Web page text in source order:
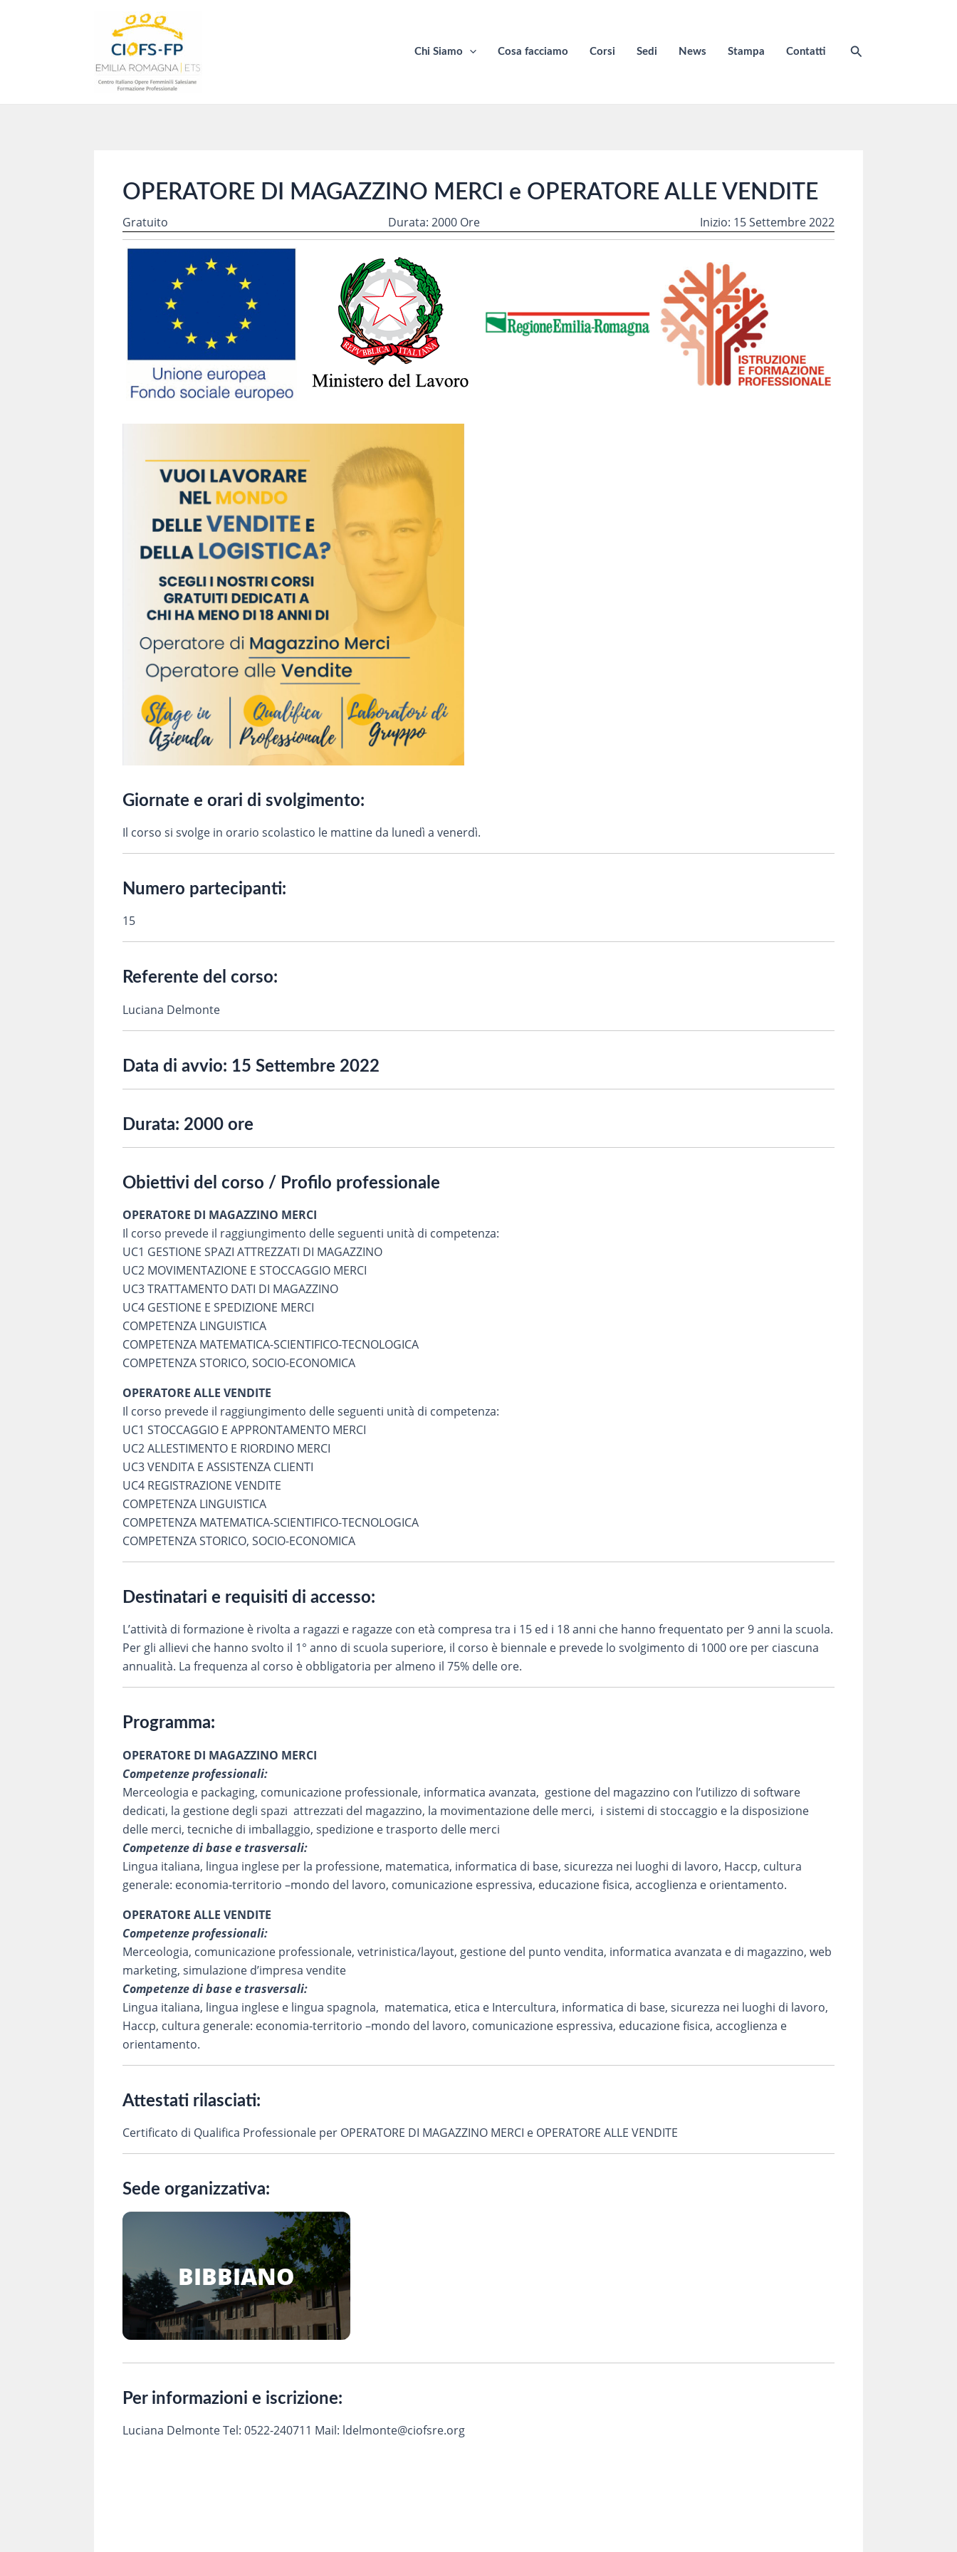
Chi Siamo Cosa facciamo Corsi Sedi News Stampa Contatti Cerca
OPERATORE DI MAGAZZINO MERCI e OPERATORE ALLE VENDITE
Gratuito Durata: 2000 Ore Inizio: 15 Settembre 2022
Giornate e orari di svolgimento:
Il corso si svolge in orario scolastico le mattine da lunedì a venerdì.
Numero partecipanti:
15
Referente del corso:
Luciana Delmonte
Data di avvio: 15 Settembre 2022
Durata: 2000 ore
Obiettivi del corso / Profilo professionale
OPERATORE DI MAGAZZINO MERCI
Il corso prevede il raggiungimento delle seguenti unità di competenza:
UC1 GESTIONE SPAZI ATTREZZATI DI MAGAZZINO
UC2 MOVIMENTAZIONE E STOCCAGGIO MERCI
UC3 TRATTAMENTO DATI DI MAGAZZINO
UC4 GESTIONE E SPEDIZIONE MERCI
COMPETENZA LINGUISTICA
COMPETENZA MATEMATICA-SCIENTIFICO-TECNOLOGICA
COMPETENZA STORICO, SOCIO-ECONOMICA
OPERATORE ALLE VENDITE
Il corso prevede il raggiungimento delle seguenti unità di competenza:
UC1 STOCCAGGIO E APPRONTAMENTO MERCI
UC2 ALLESTIMENTO E RIORDINO MERCI
UC3 VENDITA E ASSISTENZA CLIENTI
UC4 REGISTRAZIONE VENDITE
COMPETENZA LINGUISTICA
COMPETENZA MATEMATICA-SCIENTIFICO-TECNOLOGICA
COMPETENZA STORICO, SOCIO-ECONOMICA
Destinatari e requisiti di accesso:
L’attività di formazione è rivolta a ragazzi e ragazze con età compresa tra i 15 ed i 18 anni che hanno frequentato per 9 anni la scuola.
Per gli allievi che hanno svolto il 1° anno di scuola superiore, il corso è biennale e prevede lo svolgimento di 1000 ore per ciascuna
annualità. La frequenza al corso è obbligatoria per almeno il 75% delle ore.
Programma:
OPERATORE DI MAGAZZINO MERCI
Competenze professionali:
Merceologia e packaging, comunicazione professionale, informatica avanzata, gestione del magazzino con l’utilizzo di software
dedicati, la gestione degli spazi attrezzati del magazzino, la movimentazione delle merci, i sistemi di stoccaggio e la disposizione
delle merci, tecniche di imballaggio, spedizione e trasporto delle merci
Competenze di base e trasversali:
Lingua italiana, lingua inglese per la professione, matematica, informatica di base, sicurezza nei luoghi di lavoro, Haccp, cultura
generale: economia-territorio –mondo del lavoro, comunicazione espressiva, educazione fisica, accoglienza e orientamento.
OPERATORE ALLE VENDITE
Competenze professionali:
Merceologia, comunicazione professionale, vetrinistica/layout, gestione del punto vendita, informatica avanzata e di magazzino, web
marketing, simulazione d’impresa vendite
Competenze di base e trasversali:
Lingua italiana, lingua inglese e lingua spagnola, matematica, etica e Intercultura, informatica di base, sicurezza nei luoghi di lavoro,
Haccp, cultura generale: economia-territorio –mondo del lavoro, comunicazione espressiva, educazione fisica, accoglienza e
orientamento.
Attestati rilasciati:
Certificato di Qualifica Professionale per OPERATORE DI MAGAZZINO MERCI e OPERATORE ALLE VENDITE
Sede organizzativa:
BIBBIANO
Per informazioni e iscrizione:
Luciana Delmonte Tel: 0522-240711 Mail: ldelmonte@ciofsre.org